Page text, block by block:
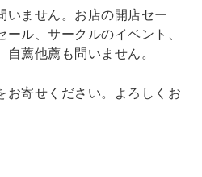
いません。お店の開店セー
ル、サークルのイベント、
薦他薦も問いません。
お寄せください。よろしくお